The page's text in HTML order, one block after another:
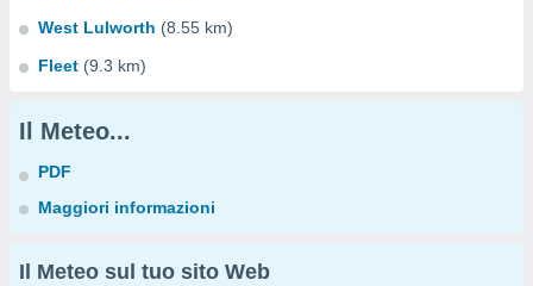
West Lulworth (8.55 km)
Fleet (9.3 km)
Il Meteo...
PDF
Maggiori informazioni
Il Meteo sul tuo sito Web